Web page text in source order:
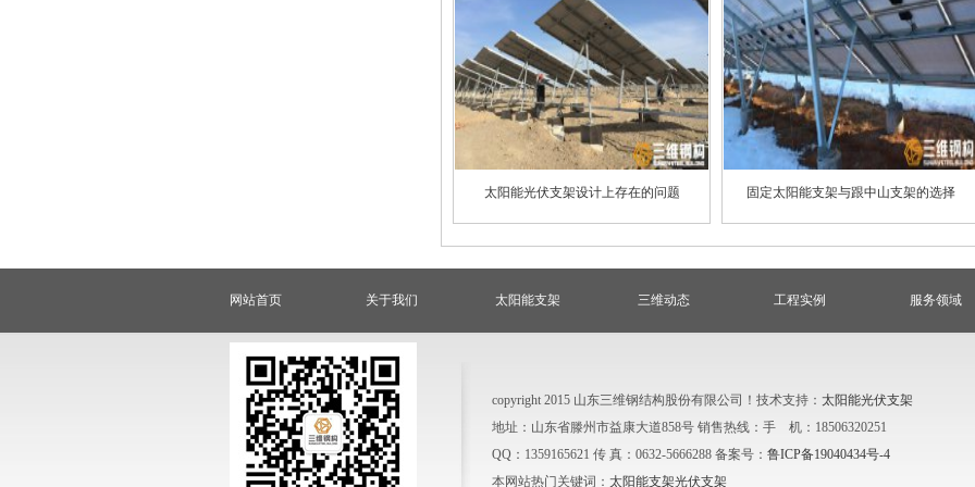
太阳能光伏支架设计上存在的问题 固定太阳能支架与跟中山支架的选择
网站首页 关于我们 太阳能支架 三维动态 工程实例 服务领域
copyright 2015 山东三维钢结构股份有限公司！技术支持： 太阳能光伏支架
地址：山东省滕州市益康大道858号 销售热线：手 机：18506320251
QQ：1359165621 传 真：0632-5666288 备案号： 鲁ICP备19040434号-4
本网站热门关键词： 太阳能支架光伏支架